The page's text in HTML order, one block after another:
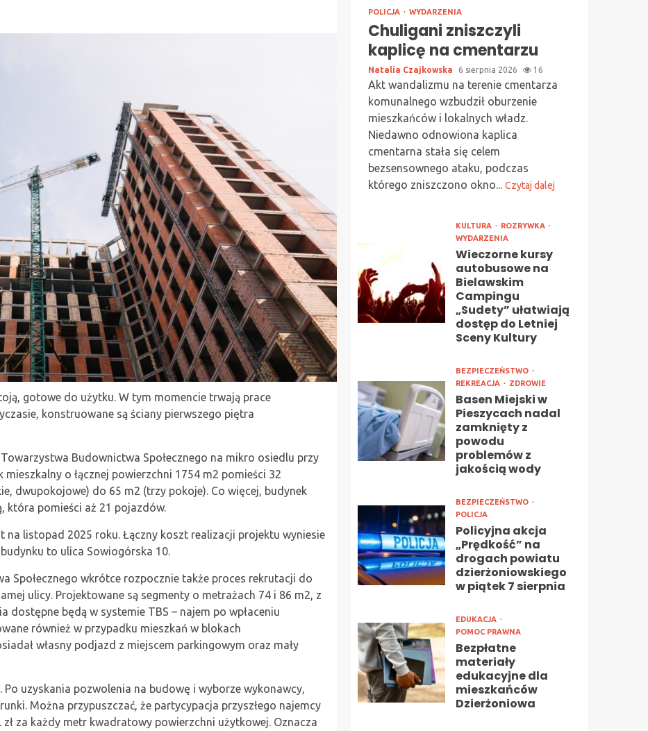
gotowe do użytku. W tym momencie trwają prace
konstruowane są ściany pierwszego piętra
Budownictwa Społecznego na mikro osiedlu przy
o łącznej powierzchni 1754 m2 pomieści 32
dwupokojowe) do 65 m2 (trzy pokoje). Co więcej, budynek
która pomieści aż 21 pojazdów.
na listopad 2025 roku. Łączny koszt realizacji projektu wyniesie
to ulica Sowiogórska 10.
Społecznego wkrótce rozpocznie także proces rekrutacji do
ulicy. Projektowane są segmenty o metrażach 74 i 86 m2, z
dostępne będą w systemie TBS – najem po wpłaceniu
również w przypadku mieszkań w blokach
własny podjazd z miejscem parkingowym oraz mały
uzyskania pozwolenia na budowę i wyborze wykonawcy,
Można przypuszczać, że partycypacja przyszłego najemcy
za każdy metr kwadratowy powierzchni użytkowej. Oznacza
POLICJA WYDARZENIA
Chuligani zniszczyli
kaplicę na cmentarzu
Natalia Czajkowska 6 sierpnia 2026 16
Akt wandalizmu na terenie cmentarza
komunalnego wzbudził oburzenie
mieszkańców i lokalnych władz.
Niedawno odnowiona kaplica
cmentarna stała się celem
bezsensownego ataku, podczas
którego zniszczono okno... Czytaj dalej
KULTURA
ROZRYWKA
WYDARZENIA
Wieczorne kursy
autobusowe na
Bielawskim
Campingu
„Sudety” ułatwiają
dostęp do Letniej
Sceny Kultury
BEZPIECZEŃSTWO
REKREACJA
ZDROWIE
Basen Miejski w
Pieszycach nadal
zamknięty z
powodu
problemów z
jakością wody
BEZPIECZEŃSTWO
POLICJA
Policyjna akcja
„Prędkość” na
drogach powiatu
dzierżoniowskiego
w piątek 7 sierpnia
EDUKACJA
POMOC PRAWNA
Bezpłatne
materiały
edukacyjne dla
mieszkańców
Dzierżoniowa